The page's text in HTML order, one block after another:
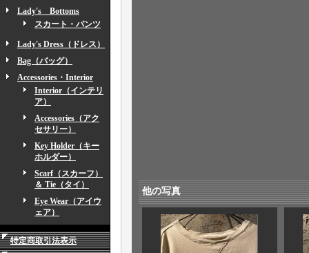
Lady's Bottoms
スカート・パンツ
Lady's Dress（ドレス）
Bag（バッグ）
Accessories・Interior
Interior（インテリ
ア）
Accessories（アク
セサリー）
Key Holder（キー
ホルダー）
Scarf（スカーフ）
＆ Tie（タイ）
Eye Wear（アイウ
ェア）
特定商取引法表示
他の写真